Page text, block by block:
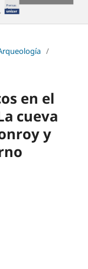
/
en el
cueva
y